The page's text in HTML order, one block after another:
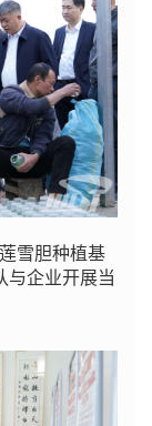
雪胆种植基
与企业开展当